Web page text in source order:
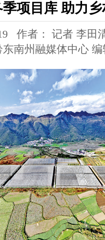
项目库 助力
作者： 记者 李
东南州融媒体中心